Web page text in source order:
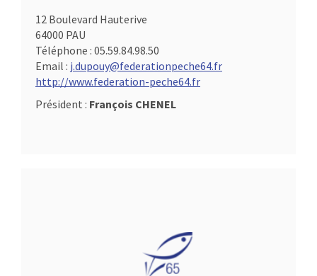
12 Boulevard Hauterive
64000 PAU
Téléphone : 05.59.84.98.50
Email : j.dupouy@federationpeche64.fr
http://www.federation-peche64.fr
Président : François CHENEL